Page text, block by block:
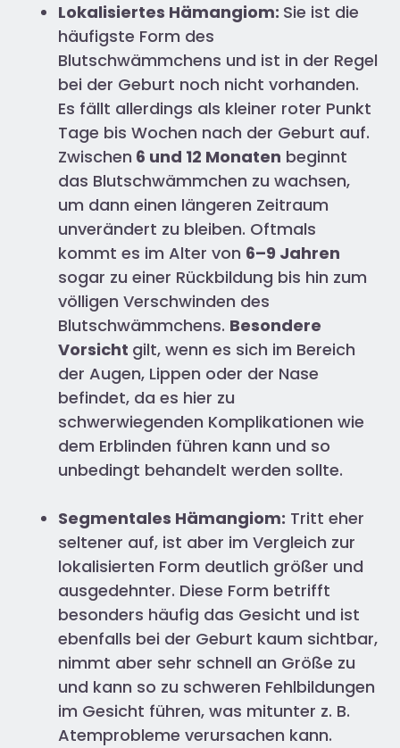
Lokalisiertes Hämangiom: Sie ist die
häufigste Form des
Blutschwämmchens und ist in der Regel
bei der Geburt noch nicht vorhanden.
Es fällt allerdings als kleiner roter Punkt
Tage bis Wochen nach der Geburt auf.
Zwischen 6 und 12 Monaten beginnt
das Blutschwämmchen zu wachsen,
um dann einen längeren Zeitraum
unverändert zu bleiben. Oftmals
kommt es im Alter von 6–9 Jahren
sogar zu einer Rückbildung bis hin zum
völligen Verschwinden des
Blutschwämmchens. Besondere
Vorsicht gilt, wenn es sich im Bereich
der Augen, Lippen oder der Nase
befindet, da es hier zu
schwerwiegenden Komplikationen wie
dem Erblinden führen kann und so
unbedingt behandelt werden sollte.
Segmentales Hämangiom: Tritt eher
seltener auf, ist aber im Vergleich zur
lokalisierten Form deutlich größer und
ausgedehnter. Diese Form betrifft
besonders häufig das Gesicht und ist
ebenfalls bei der Geburt kaum sichtbar,
nimmt aber sehr schnell an Größe zu
und kann so zu schweren Fehlbildungen
im Gesicht führen, was mitunter z. B.
Atemprobleme verursachen kann.